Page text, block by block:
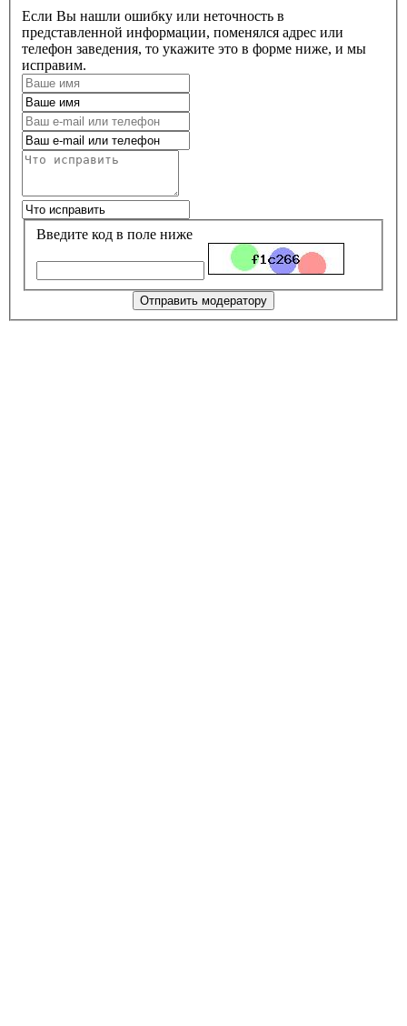
Если Вы нашли ошибку или неточность в
представленной информации, поменялся адрес или
телефон заведения, то укажите это в форме ниже, и мы
исправим.
Введите код в поле ниже
Отправить модератору